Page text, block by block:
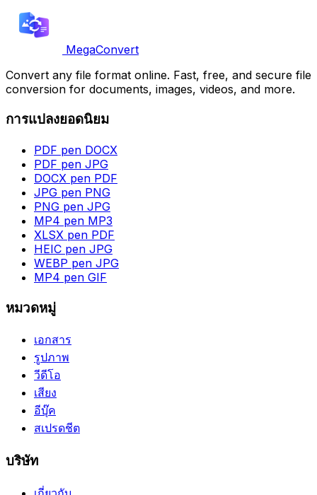
MegaConvert
Convert any file format online. Fast, free, and secure file
conversion for documents, images, videos, and more.
การแปลงยอดนิยม
PDF pen DOCX
PDF pen JPG
DOCX pen PDF
JPG pen PNG
PNG pen JPG
MP4 pen MP3
XLSX pen PDF
HEIC pen JPG
WEBP pen JPG
MP4 pen GIF
หมวดหมู่
เอกสาร
รูปภาพ
วีดีโอ
เสียง
อีบุ๊ค
สเปรดชีต
บริษัท